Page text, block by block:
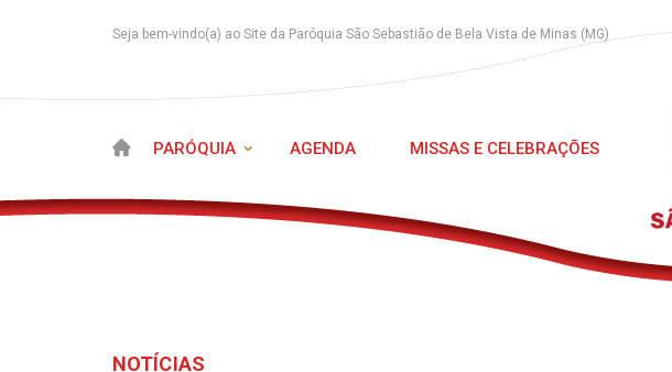
Seja bem-vindo(a) ao Site da Paróquia São Sebastião de Bela Vista de Minas (MG)
PARÓQUIA AGENDA MISSAS E CELEBRAÇÕES
NOTÍCIAS